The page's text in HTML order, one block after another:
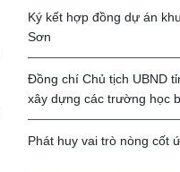
Ký kết hợp đồng dự án
Sơn
Đồng chí Chủ tịch UBND
xây dựng các trường học
Phát huy vai trò nòng cốt